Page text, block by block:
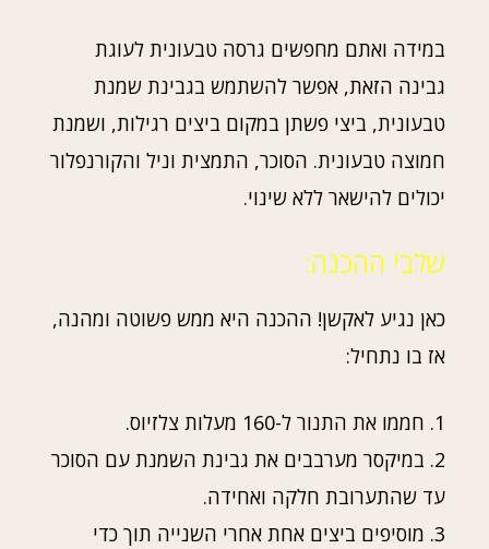
במידה ואתם מחפשים גרסה טבעונית לעוגת
גבינה הזאת, אפשר להשתמש בגבינת שמנת
טבעונית, ביצי פשתן במקום ביצים רגילות, ושמנת
חמוצה טבעונית. הסוכר, התמצית וניל והקורנפלור
יכולים להישאר ללא שינוי.
שלבי ההכנה:
כאן נגיע לאקשן! ההכנה היא ממש פשוטה ומהנה,
אז בו נתחיל:
1. חממו את התנור ל-160 מעלות צלזיוס.
2. במיקסר מערבבים את גבינת השמנת עם הסוכר
עד שהתערובת חלקה ואחידה.
3. מוסיפים ביצים אחת אחרי השנייה תוך כדי